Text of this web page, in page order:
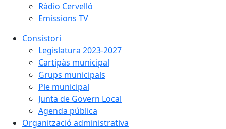
Ràdio Cervelló
Emissions TV
Consistori
Legislatura 2023-2027
Cartipàs municipal
Grups municipals
Ple municipal
Junta de Govern Local
Agenda pública
Organització administrativa